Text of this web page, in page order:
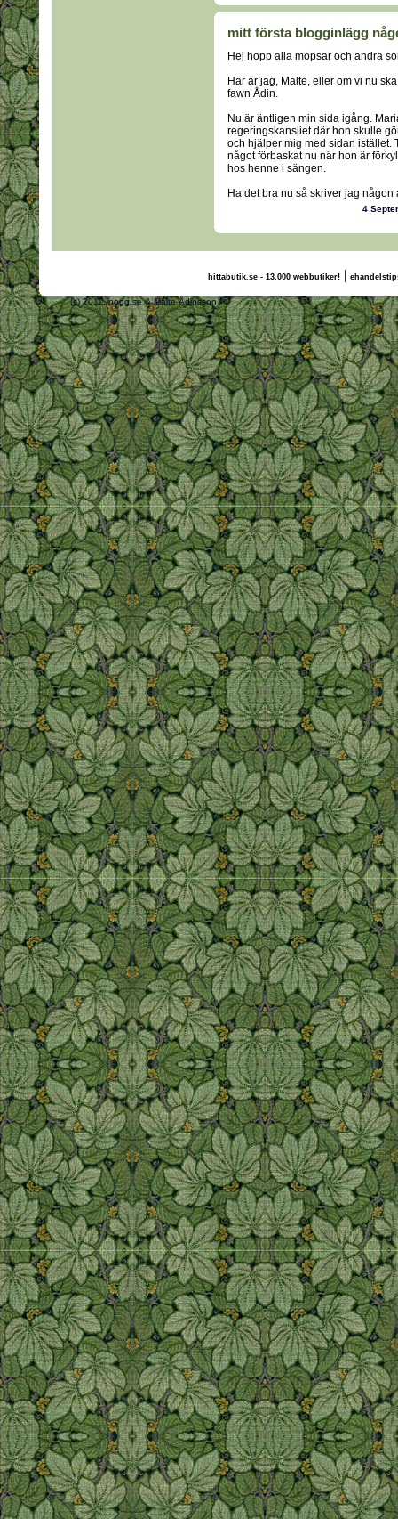
mitt första blogginlägg
Hej hopp alla mopsar och andra
Här är jag, Malte, eller om vi nu
fawn Ådin.
Nu är äntligen min sida igång.
regeringskansliet där hon skulle
och hjälper mig med sidan istället.
något förbaskat nu när hon är
hos henne i sängen.
Ha det bra nu så skriver jag
4
hittabutik.se - 13.000 webbutiker!|
(c) 2011, nogg.se & Malte Ådinsson